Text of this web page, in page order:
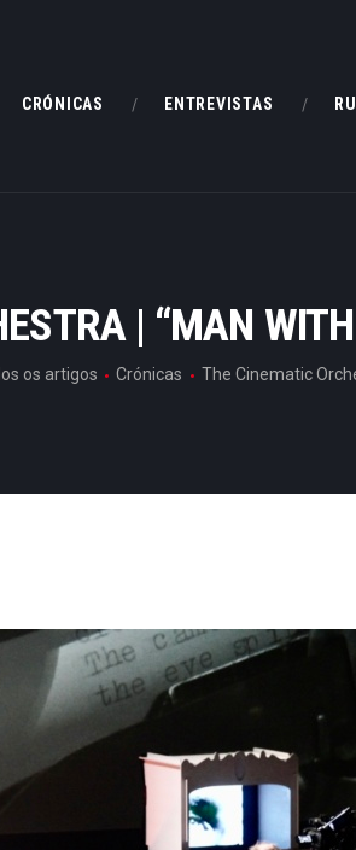
CRÓNICAS ENTREVISTAS
| “MAN
os artigos Crónicas The Cinematic